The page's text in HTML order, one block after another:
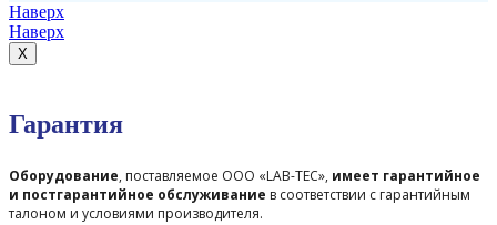
Наверх
Наверх
X
Гарантия
Оборудование, поставляемое ООО «LAB-TEC», имеет гарантийное
и постгарантийное обслуживание в соответствии с гарантийным
талоном и условиями производителя.